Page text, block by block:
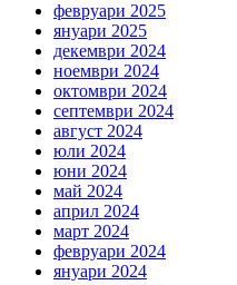
февруари 2025
януари 2025
декември 2024
ноември 2024
октомври 2024
септември 2024
август 2024
юли 2024
юни 2024
май 2024
април 2024
март 2024
февруари 2024
януари 2024